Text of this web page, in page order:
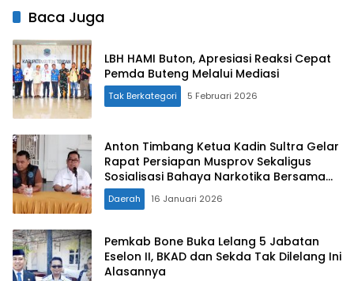
Baca Juga
LBH HAMI Buton, Apresiasi Reaksi Cepat
Pemda Buteng Melalui Mediasi
Tak Berkategori 5 Februari 2026
Anton Timbang Ketua Kadin Sultra Gelar
Rapat Persiapan Musprov Sekaligus
Sosialisasi Bahaya Narkotika Bersama
BNNK
Daerah 16 Januari 2026
Pemkab Bone Buka Lelang 5 Jabatan
Eselon II, BKAD dan Sekda Tak Dilelang Ini
Alasannya